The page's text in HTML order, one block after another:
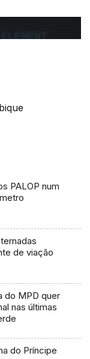
PALOP num
de viação
do MPD quer
nas últimas
do Príncipe